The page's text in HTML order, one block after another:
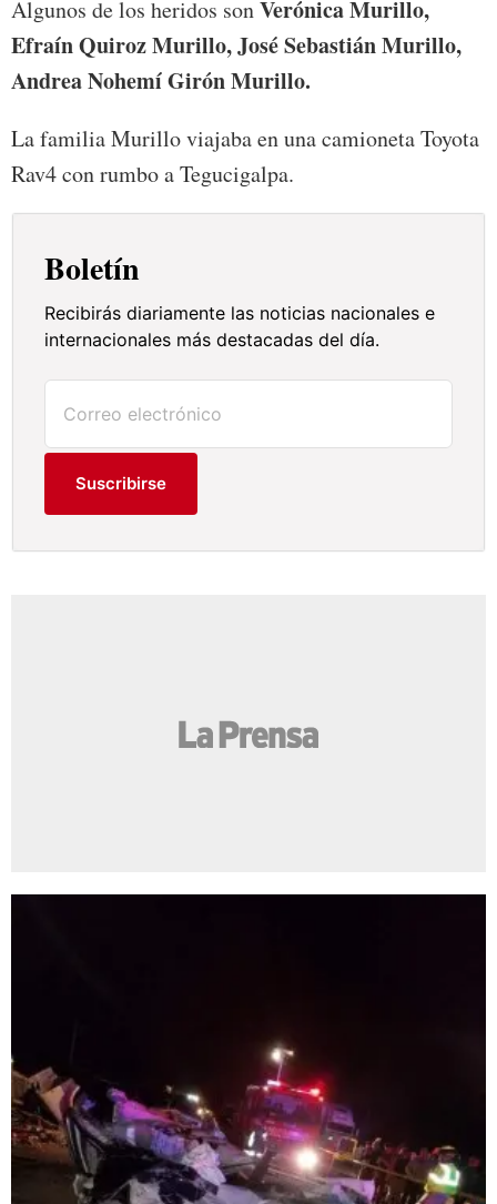
Algunos de los heridos sonVerónica Murillo,
Efraín Quiroz Murillo, José Sebastián Murillo,
Andrea Nohemí Girón Murillo.
La familia Murillo viajaba en una camioneta Toyota
Rav4 con rumbo a Tegucigalpa.
Boletín
Recibirás diariamente las noticias nacionales e
internacionales más destacadas del día.
Suscribirse